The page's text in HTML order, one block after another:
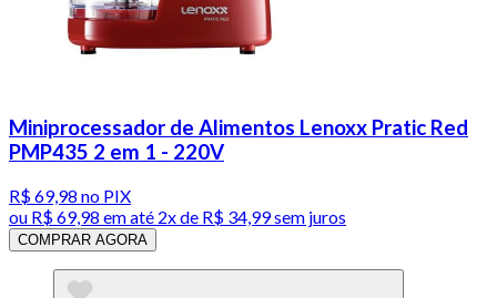
Miniprocessador de Alimentos Lenoxx Pratic Red
PMP435 2 em 1 - 220V
R$ 69,98 no PIX
ou R$ 69,98 em até 2x de R$ 34,99 sem juros
COMPRAR AGORA